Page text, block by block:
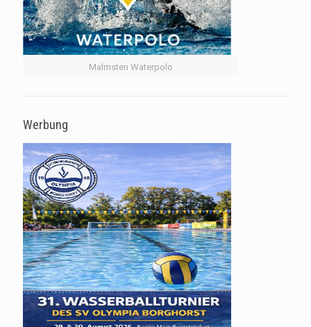
Malmsten Waterpolo
Werbung